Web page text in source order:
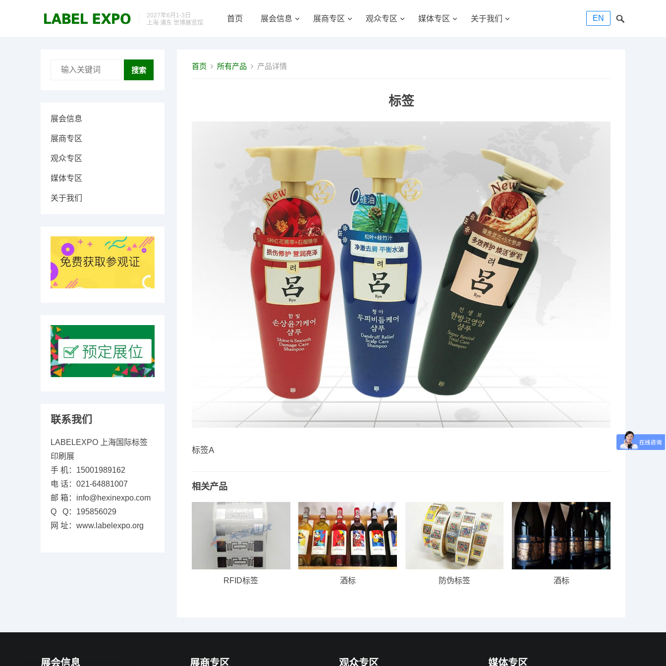
2027年6月1-3日
上海 浦东 世博展览馆
首页 展会信息 展商专区 观众专区 媒体专区 关于我们 EN
首页 所有产品 产品详情
标签
标签A
相关产品
RFID标签 酒标 防伪标签 酒标
搜索
展会信息
展商专区
观众专区
媒体专区
关于我们
联系我们
LABELEXPO 上海国际标签
印刷展
手 机：15001989162
电 话：021-64881007
邮 箱：info@hexinexpo.com
Q Q：195856029
网 址：www.labelexpo.org
展会信息 展商专区 观众专区 媒体专区